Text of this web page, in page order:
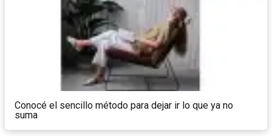
Conocé el sencillo método para dejar ir lo que ya no
suma